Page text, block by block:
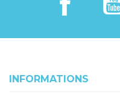
INFORMATIONS